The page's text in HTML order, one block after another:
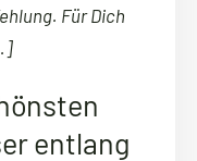
Für Dich
entlang